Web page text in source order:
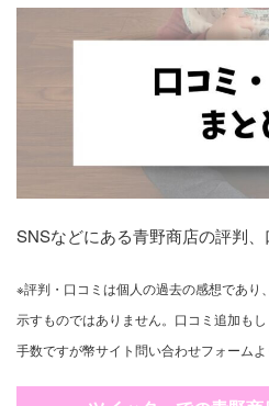
SNSなどにある青野商店の評判、
※評判・口コミは個人の過去の感想であり
示すものではありません。口コミ追加も
手数ですが幣サイト問い合わせフォームよ